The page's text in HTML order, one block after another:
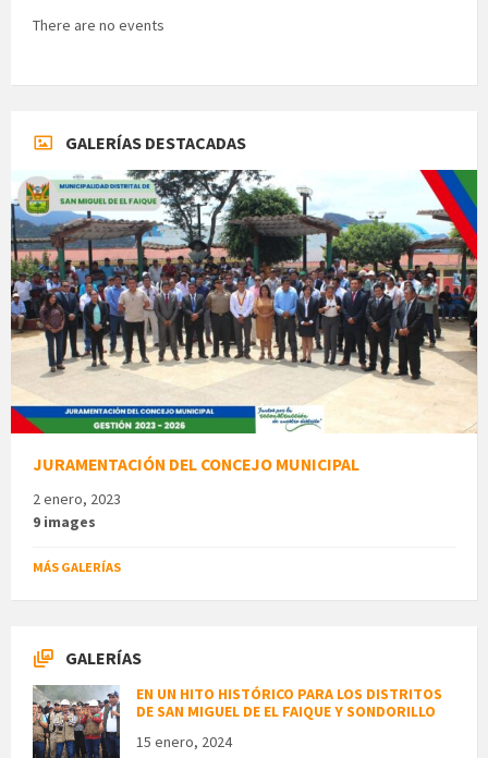
There are no events
GALERÍAS DESTACADAS
JURAMENTACIÓN DEL CONCEJO MUNICIPAL
2 enero, 2023
9 images
MÁS GALERÍAS
GALERÍAS
EN UN HITO HISTÓRICO PARA LOS DISTRITOS
DE SAN MIGUEL DE EL FAIQUE Y SONDORILLO
15 enero, 2024